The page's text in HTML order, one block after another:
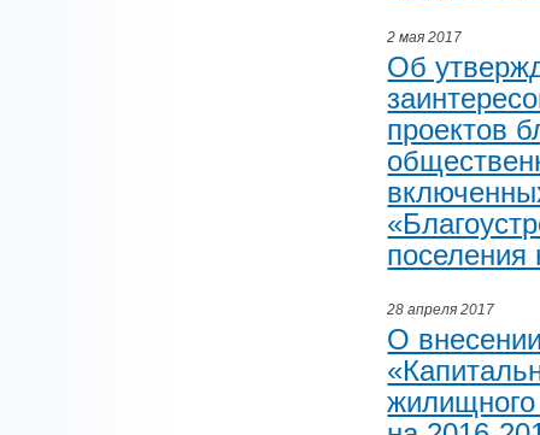
2 мая 2017
Об
проектов
поселения
28 апреля 2017
О